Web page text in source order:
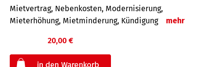
Mietvertrag, Nebenkosten, Modernisierung,
Mieterhöhung, Mietminderung, Kündigung
mehr
20,00 €